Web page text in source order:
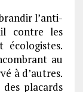
l’anti-
contre les
au
à d’autres.
placards